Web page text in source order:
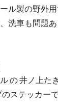
ル製の野外
洗車も問題あ
の 井ノ上た
ステッカーで